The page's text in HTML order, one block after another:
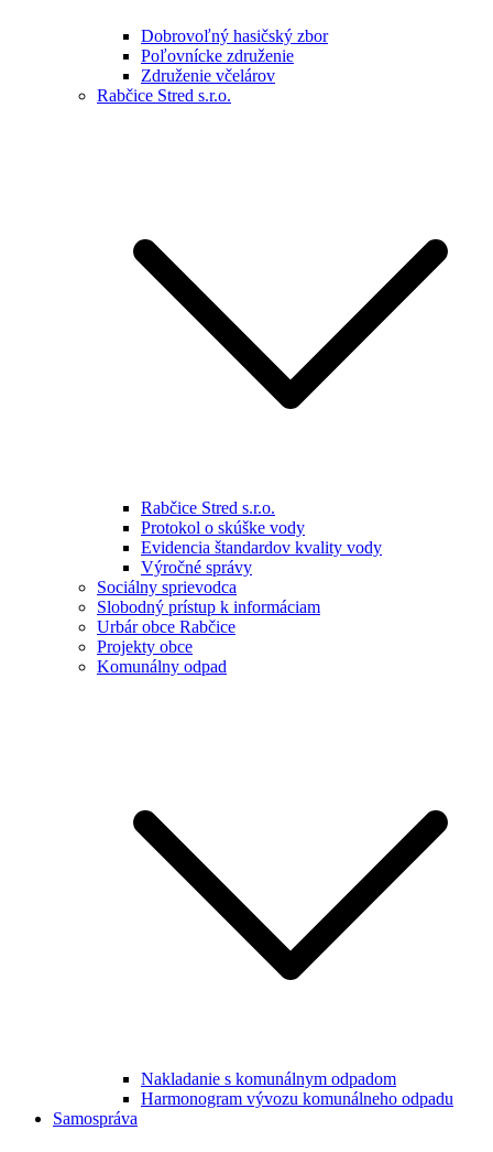
Dobrovoľný hasičský zbor
Poľovnícke združenie
Združenie včelárov
Rabčice Stred s.r.o.
Rabčice Stred s.r.o.
Protokol o skúške vody
Evidencia štandardov kvality vody
Výročné správy
Sociálny sprievodca
Slobodný prístup k informáciam
Urbár obce Rabčice
Projekty obce
Komunálny odpad
Nakladanie s komunálnym odpadom
Harmonogram vývozu komunálneho odpadu
Samospráva